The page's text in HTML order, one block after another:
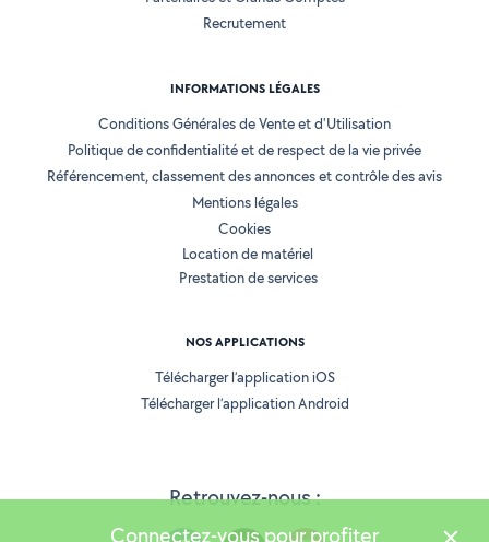
Retrouvez-nous :
Recrutement
INFORMATIONS LÉGALES
Conditions Générales de Vente et d'Utilisation
Politique de confidentialité et de respect de la vie privée
Référencement, classement des annonces et contrôle des avis
Mentions légales
Cookies
Location de matériel
Prestation de services
NOS APPLICATIONS
Télécharger l’application iOS
Télécharger l’application Android
Connectez-vous pour profiter